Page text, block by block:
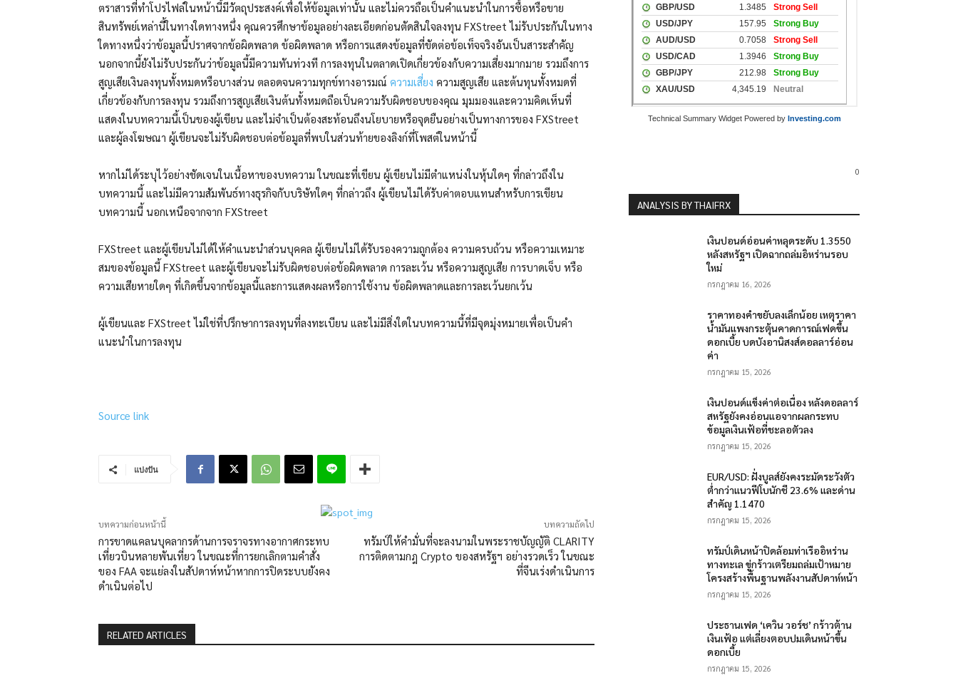
ตราสารที่ทำโปรไฟล์ในหน้านี้มีวัตถุประสงค์เพื่อให้ข้อมูลเท่านั้น และไม่ควรถือเป็นคำแนะนำในการซื้อหรือขาย
สินทรัพย์เหล่านี้ในทางใดทางหนึ่ง คุณควรศึกษาข้อมูลอย่างละเอียดก่อนตัดสินใจลงทุน FXStreet ไม่รับประกันในทาง
ใดทางหนึ่งว่าข้อมูลนี้ปราศจากข้อผิดพลาด ข้อผิดพลาด หรือการแสดงข้อมูลที่ขัดต่อข้อเท็จจริงอันเป็นสาระสำคัญ
นอกจากนี้ยังไม่รับประกันว่าข้อมูลนี้มีความทันท่วงที การลงทุนในตลาดเปิดเกี่ยวข้องกับความเสี่ยงมากมาย รวมถึงการ
สูญเสียเงินลงทุนทั้งหมดหรือบางส่วน ตลอดจนความทุกข์ทางอารมณ์ ความเสี่ยง ความสูญเสีย และต้นทุนทั้งหมดที่
เกี่ยวข้องกับการลงทุน รวมถึงการสูญเสียเงินต้นทั้งหมดถือเป็นความรับผิดชอบของคุณ มุมมองและความคิดเห็นที่
แสดงในบทความนี้เป็นของผู้เขียน และไม่จำเป็นต้องสะท้อนถึงนโยบายหรือจุดยืนอย่างเป็นทางการของ FXStreet
และผู้ลงโฆษณา ผู้เขียนจะไม่รับผิดชอบต่อข้อมูลที่พบในส่วนท้ายของลิงก์ที่โพสต์ในหน้านี้
หากไม่ได้ระบุไว้อย่างชัดเจนในเนื้อหาของบทความ ในขณะที่เขียน ผู้เขียนไม่มีตำแหน่งในหุ้นใดๆ ที่กล่าวถึงใน
บทความนี้ และไม่มีความสัมพันธ์ทางธุรกิจกับบริษัทใดๆ ที่กล่าวถึง ผู้เขียนไม่ได้รับค่าตอบแทนสำหรับการเขียน
บทความนี้ นอกเหนือจากจาก FXStreet
FXStreet และผู้เขียนไม่ได้ให้คำแนะนำส่วนบุคคล ผู้เขียนไม่ได้รับรองความถูกต้อง ความครบถ้วน หรือความเหมาะ
สมของข้อมูลนี้ FXStreet และผู้เขียนจะไม่รับผิดชอบต่อข้อผิดพลาด การละเว้น หรือความสูญเสีย การบาดเจ็บ หรือ
ความเสียหายใดๆ ที่เกิดขึ้นจากข้อมูลนี้และการแสดงผลหรือการใช้งาน ข้อผิดพลาดและการละเว้นยกเว้น
ผู้เขียนและ FXStreet ไม่ใช่ที่ปรึกษาการลงทุนที่ลงทะเบียน และไม่มีสิ่งใดในบทความนี้ที่มีจุดมุ่งหมายเพื่อเป็นคำ
แนะนำในการลงทุน
Source link
แบ่งปัน
บทความก่อนหน้านี้
การขาดแคลนบุคลากรด้านการจราจรทางอากาศกระทบ
เที่ยวบินหลายพันเที่ยว ในขณะที่การยกเลิกตามคำสั่ง
ของ FAA จะแย่ลงในสัปดาห์หน้าหากการปิดระบบยังคง
ดำเนินต่อไป
บทความถัดไป
ทรัมป์ให้คำมั่นที่จะลงนามในพระราชบัญญัติ CLARITY
การติดตามกฎ Crypto ของสหรัฐฯ อย่างรวดเร็ว ในขณะ
ที่จีนเร่งดำเนินการ
RELATED ARTICLES
Technical Summary Widget Powered by Investing.com
0
ANALYSIS BY THAIFRX
เงินปอนด์อ่อนค่าหลุดระดับ 1.3550
หลังสหรัฐฯ เปิดฉากถล่มอิหร่านรอบ
ใหม่
กรกฎาคม 16, 2026
ราคาทองคำขยับลงเล็กน้อย เหตุราคา
น้ำมันแพงกระตุ้นคาดการณ์เฟดขึ้น
ดอกเบี้ย บดบังอานิสงส์ดอลลาร์อ่อน
ค่า
กรกฎาคม 15, 2026
เงินปอนด์แข็งค่าต่อเนื่อง หลังดอลลาร์
สหรัฐยังคงอ่อนแอจากผลกระทบ
ข้อมูลเงินเฟ้อที่ชะลอตัวลง
กรกฎาคม 15, 2026
EUR/USD: ฝั่งบูลส์ยังคงระมัดระวังตัว
ต่ำกว่าแนวฟีโบนักชี 23.6% และด่าน
สำคัญ 1.1470
กรกฎาคม 15, 2026
ทรัมป์เดินหน้าปิดล้อมท่าเรืออิหร่าน
ทางทะเล ขู่กร้าวเตรียมถล่มเป้าหมาย
โครงสร้างพื้นฐานพลังงานสัปดาห์หน้า
กรกฎาคม 15, 2026
ประธานเฟด ‘เควิน วอร์ช’ กร้าวต้าน
เงินเฟ้อ แต่เลี่ยงตอบปมเดินหน้าขึ้น
ดอกเบี้ย
กรกฎาคม 15, 2026